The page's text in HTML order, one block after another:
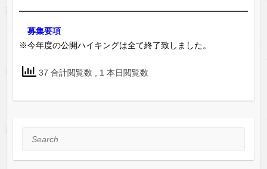
募集要項
※今年度の公開ハイキングは全て終了致しました。
37 合計閲覧数 , 1 本日閲覧数
Search